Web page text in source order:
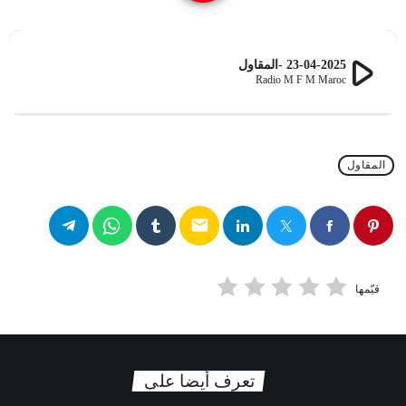
play_arrow23-04-2025 -المقاول
Radio M F M Maroc
المقاول
email
قيّمها
تعرف أيضا على